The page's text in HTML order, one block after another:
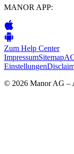
MANOR APP:
Zum Help Center
ImpressumSitemap
Einstellungen
© 2026 Manor AG –